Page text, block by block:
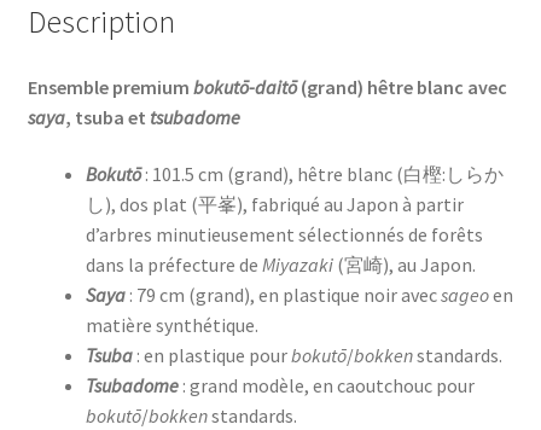
Description
Ensemble premium bokutō-daitō(grand) hêtre blanc avec
saya, tsuba et tsubadome
Bokutō: 101.5 cm (grand), hêtre blanc (白樫:しらか
し), dos plat (平峯), fabriqué au Japon à partir
d’arbres minutieusement sélectionnés de forêts
dans la préfecture de Miyazaki(宮崎), au Japon.
Saya: 79 cm (grand), en plastique noir avecsageoen
matière synthétique.
Tsuba: en plastique pourbokutō/bokkenstandards.
Tsubadome: grand modèle, en caoutchouc pour
bokutō/bokkenstandards.